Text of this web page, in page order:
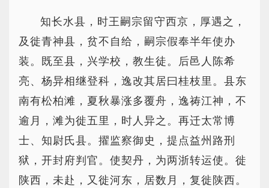
知长水县，时王嗣宗留守西京，厚遇之，
及徙青神县，贫不自给，嗣宗假奉半年使办
装。既至县，兴学校，教生徒。后邑人陈希
亮、杨异相继登科，逸改其居曰桂枝里。县东
南有松柏滩，夏秋暴涨多覆舟，逸祷江神，不
逾月，滩为徙五里，时人异之。再迁太常博
士、知尉氏县。擢监察御史，提点益州路刑
狱，开封府判官。使契丹，为两浙转运使。徙
陕西，未赴，又徙河东，居数月，复徙陕西。